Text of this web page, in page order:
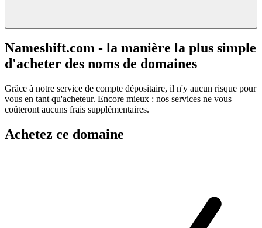
Nameshift.com - la manière la plus simple
d'acheter des noms de domaines
Grâce à notre service de compte dépositaire, il n'y aucun risque pour
vous en tant qu'acheteur. Encore mieux : nos services ne vous
coûteront aucuns frais supplémentaires.
Achetez ce domaine